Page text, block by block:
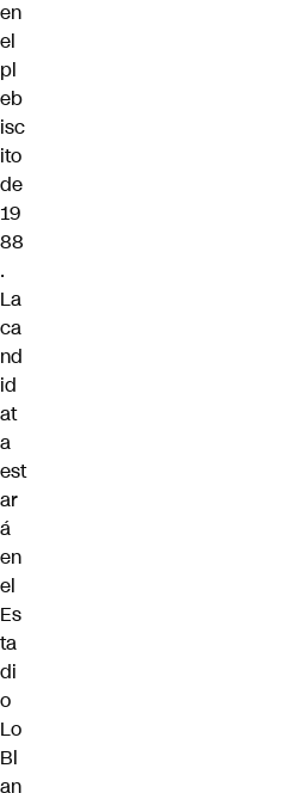
en
el
pl
eb
isc
ito
de
19
88
.
La
ca
nd
id
at
a
est
ar
á
en
el
Es
ta
di
o
Lo
Bl
an